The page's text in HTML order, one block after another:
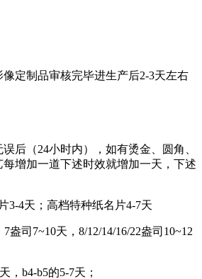
定制品审核完毕进生产后2-3天左右
后（24小时内），如有烫金、圆角、
增加一道下述时效就增加一天，下述
3-4天；高档特种纸名片4-7天
盎司7~10天，8/12/14/16/22盎司10~12
，b4-b5的5-7天；